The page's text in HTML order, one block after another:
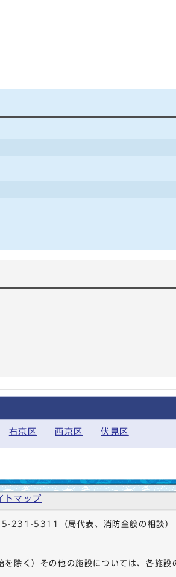
右京区 西京区 伏見区
トマップ
231-5311 （局代表、消防全般の相談
除く）その他の施設については、各施設